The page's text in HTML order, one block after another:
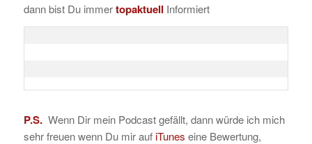
dann bist Du immertopaktuell Informiert
P.S.Wenn Dir mein Podcast gefällt, dann würde ich mich
sehr freuen wenn Du mir aufiTunes eine Bewertung,